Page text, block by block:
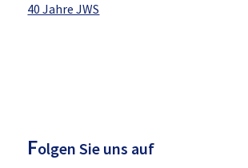
40 Jahre JWS
Folgen Sie uns auf